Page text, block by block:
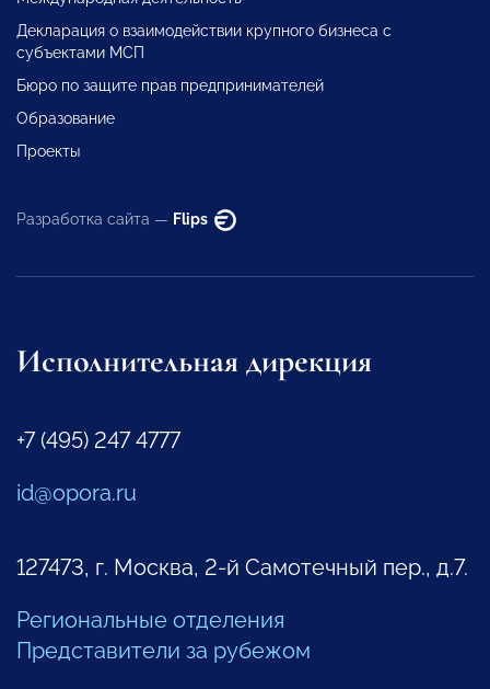
Декларация о взаимодействии крупного бизнеса с
субъектами МСП
Бюро по защите прав предпринимателей
Образование
Проекты
Разработка сайта — Flips
Исполнительная дирекция
+7 (495) 247 4777
id@opora.ru
127473, г. Москва, 2-й Самотечный пер., д.7.
Региональные отделения
Представители за рубежом